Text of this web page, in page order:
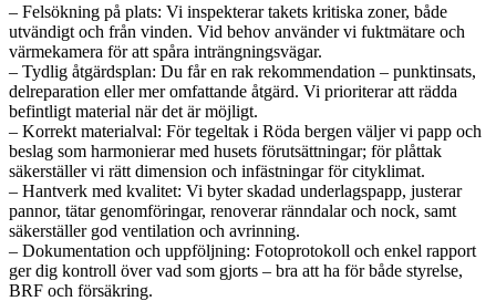
– Felsökning på plats: Vi inspekterar takets kritiska zoner, både
utvändigt och från vinden. Vid behov använder vi fuktmätare och
värmekamera för att spåra inträngningsvägar.
– Tydlig åtgärdsplan: Du får en rak rekommendation – punktinsats,
delreparation eller mer omfattande åtgärd. Vi prioriterar att rädda
befintligt material när det är möjligt.
– Korrekt materialval: För tegeltak i Röda bergen väljer vi papp och
beslag som harmonierar med husets förutsättningar; för plåttak
säkerställer vi rätt dimension och infästningar för cityklimat.
– Hantverk med kvalitet: Vi byter skadad underlagspapp, justerar
pannor, tätar genomföringar, renoverar ränndalar och nock, samt
säkerställer god ventilation och avrinning.
– Dokumentation och uppföljning: Fotoprotokoll och enkel rapport
ger dig kontroll över vad som gjorts – bra att ha för både styrelse,
BRF och försäkring.